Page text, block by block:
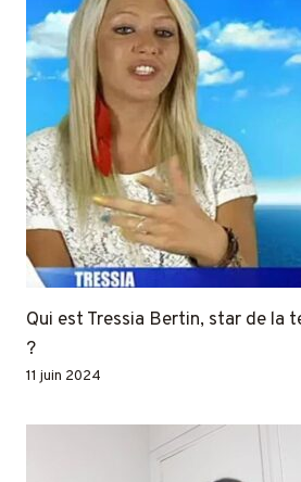
Qui est Tressia Bertin, star de la
?
11 juin 2024